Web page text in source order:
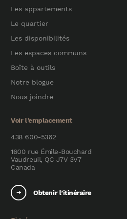
Les appartements
Le quartier
Les disponibilités
Les espaces communs
Boîte à outils
Notre blogue
Nous joindre
Voir l’emplacement
438 600-5362
1600 rue Émile-Bouchard
Vaudreuil, QC J7V 3V7
Canada
Obtenir l’itinéraire